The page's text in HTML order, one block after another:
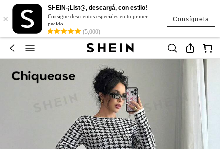
Consíguela
×
SHEIN-¡List@, descargá, con estilo!
Consigue descuentos especiales en tu primer
pedido
(5,000)